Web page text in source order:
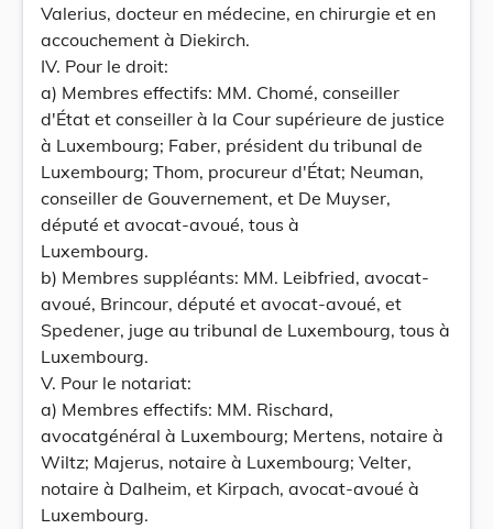
Valerius, docteur en médecine, en chirurgie et en
accouchement à Diekirch.
IV. Pour le droit:
a) Membres effectifs: MM. Chomé, conseiller
d'État et conseiller à la Cour supérieure de justice
à Luxembourg; Faber, président du tribunal de
Luxembourg; Thom, procureur d'État; Neuman,
conseiller de Gouvernement, et De Muyser,
député et avocat-avoué, tous à
Luxembourg.
b) Membres suppléants: MM. Leibfried, avocat-
avoué, Brincour, député et avocat-avoué, et
Spedener, juge au tribunal de Luxembourg, tous à
Luxembourg.
V. Pour le notariat:
a) Membres effectifs: MM. Rischard,
avocatgénéral à Luxembourg; Mertens, notaire à
Wiltz; Majerus, notaire à Luxembourg; Velter,
notaire à Dalheim, et Kirpach, avocat-avoué à
Luxembourg.